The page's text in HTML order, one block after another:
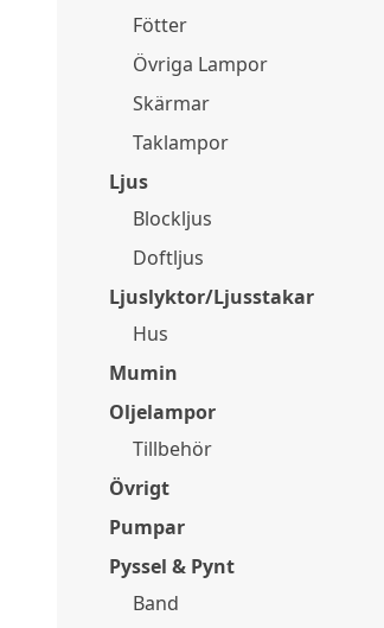
Fötter
Övriga Lampor
Skärmar
Taklampor
Ljus
Blockljus
Doftljus
Ljuslyktor/Ljusstakar
Hus
Mumin
Oljelampor
Tillbehör
Övrigt
Pumpar
Pyssel & Pynt
Band